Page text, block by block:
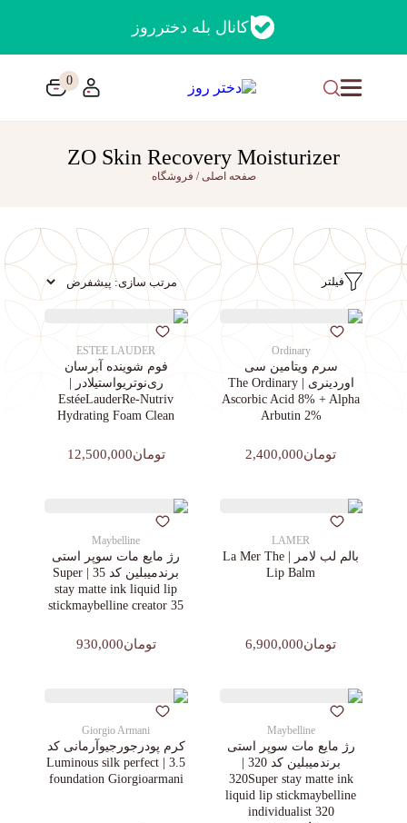
کانال بله دخترروز
0
ZO Skin Recovery Moisturizer
صفحه اصلی/ فروشگاه
فیلتر
Ordinary
سرم ویتامین سی
اوردینری | The Ordinary
Ascorbic Acid 8% + Alpha
Arbutin 2%
تومان2,400,000
ESTEE LAUDER
فوم شوینده آبرسان
ری‌نوتریواستیلادر |
EstéeLauderRe-Nutriv
Hydrating Foam Clean
تومان12,500,000
LAMER
بالم لب لامر | La Mer The
Lip Balm
تومان6,900,000
Maybelline
رژ مایع مات سوپر استی‌
برندمیبلین کد 35 | Super
stay matte ink liquid lip
stickmaybelline creator 35
تومان930,000
Maybelline
رژ مایع مات سوپر استی‌
320Super stay matte ink
liquid lip stickmaybelline
individualist 320
Giorgio Armani
کرم پودرجورجیوآرمانی کد
3.5 | Luminous silk perfect
foundation Giorgioarmani